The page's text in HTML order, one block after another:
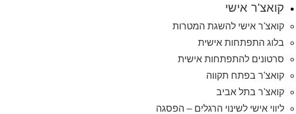
קואצ'ר אישי
קואצ'ר אישי להשגת המטרות
בלוג התפתחות אישית
סרטונים להתפתחות אישית
קואצ'ר בפתח תקווה
קואצ'ר בתל אביב
ליווי אישי לשינוי הרגלים – הפסגה